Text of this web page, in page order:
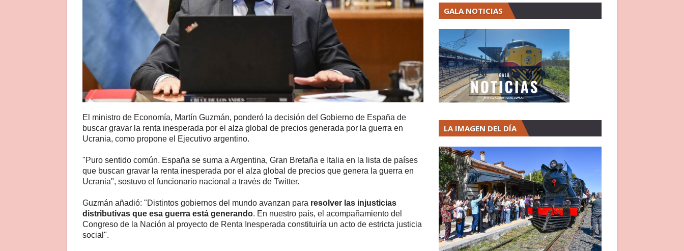
El ministro de Economía, Martín Guzmán, ponderó la decisión del Gobierno de España de
buscar gravar la renta inesperada por el alza global de precios generada por la guerra en
Ucrania, como propone el Ejecutivo argentino.
"Puro sentido común. España se suma a Argentina, Gran Bretaña e Italia en la lista de países
que buscan gravar la renta inesperada por el alza global de precios que genera la guerra en
Ucrania", sostuvo el funcionario nacional a través de Twitter.
Guzmán añadió: "Distintos gobiernos del mundo avanzan para resolver las injusticias
distributivas que esa guerra está generando. En nuestro país, el acompañamiento del
Congreso de la Nación al proyecto de Renta Inesperada constituiría un acto de estricta justicia
social".
GALA NOTICIAS
LA IMAGEN DEL DÍA